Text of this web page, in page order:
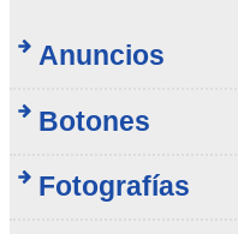
Anuncios
Botones
Fotografías